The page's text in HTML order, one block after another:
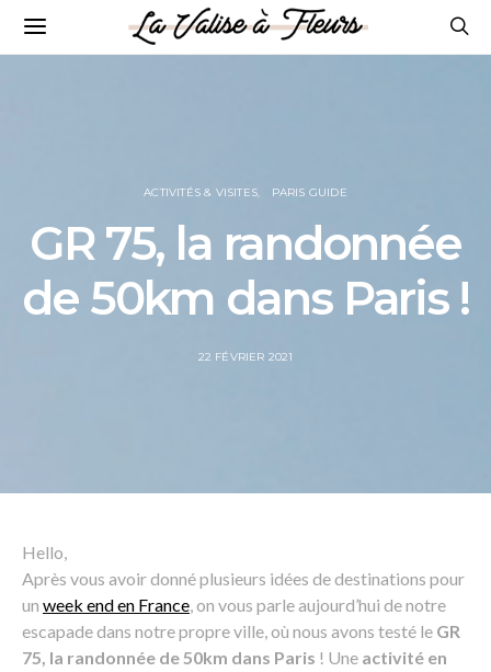
ACTIVITÉS & VISITES PARIS GUIDE
GR 75, la randonnée
de 50km dans Paris !
POSTED
22 FÉVRIER 2021
Hello,
Après vous avoir donné plusieurs idées de destinations pour
un week end en France, on vous parle aujourd’hui de notre
escapade dans notre propre ville, où nous avons testé le GR
75, la randonnée de 50km dans Paris ! Une activité en